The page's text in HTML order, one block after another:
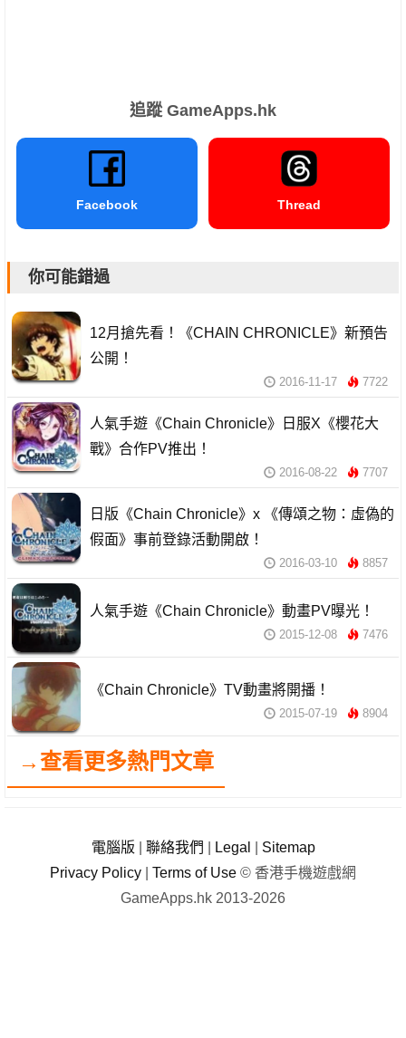
追蹤 GameApps.hk
Facebook Thread
你可能錯過
12月搶先看！《CHAIN CHRONICLE》新預告
公開！
2016-11-17 7722
人氣手遊《Chain Chronicle》日服X《櫻花大
戰》合作PV推出！
2016-08-22 7707
日版《Chain Chronicle》x 《傳頌之物：虛偽的
假面》事前登錄活動開啟！
2016-03-10 8857
人氣手遊《Chain Chronicle》動畫PV曝光！
2015-12-08 7476
《Chain Chronicle》TV動畫將開播！
2015-07-19 8904
→查看更多熱門文章
電腦版 聯絡我們 Legal
Sitemap
Privacy Policy
Terms of Use © 香港手機遊戲網
GameApps.hk 2013-2026